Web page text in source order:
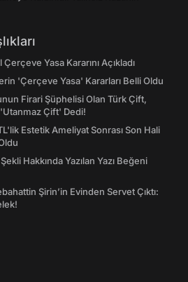
Yasa Kararını Açıkladı
'Çerçeve Yasa' Kararları Belli Oldu
Firari Şüphelisi Olan Türk Çift,
Çift' Dedi!
Estetik Ameliyat Sonrası Son Hali
Hakkında Yazılan Yazı Beğeni
Şirin’in Evinden Servet Çıktı: